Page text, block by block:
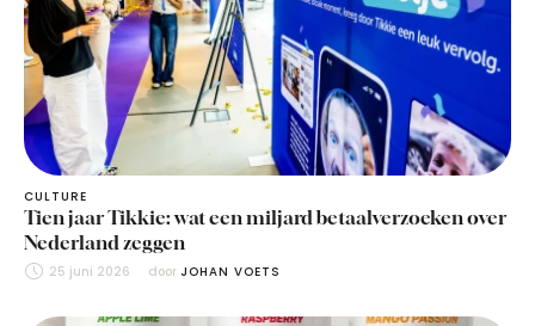
CULTURE
Tien jaar Tikkie: wat een miljard betaalverzoeken over
Nederland zeggen
25 juni 2026 door JOHAN VOETS